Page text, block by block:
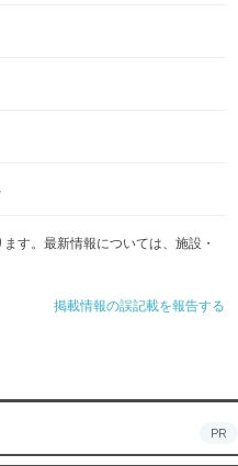
す。最新情報については、施設・
掲載情報の誤記載を報告する
PR